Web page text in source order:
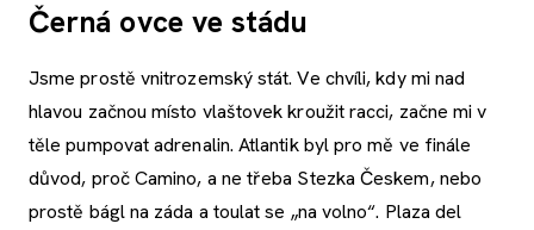
Černá ovce ve stádu
Jsme prostě vnitrozemský stát. Ve chvíli, kdy mi nad
hlavou začnou místo vlaštovek kroužit racci, začne mi v
těle pumpovat adrenalin. Atlantik byl pro mě ve finále
důvod, proč Camino, a ne třeba Stezka Českem, nebo
prostě bágl na záda a toulat se „na volno“. Plaza del